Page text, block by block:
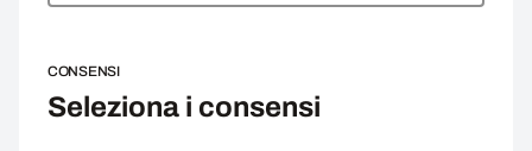
CONSENSI
Seleziona i consensi